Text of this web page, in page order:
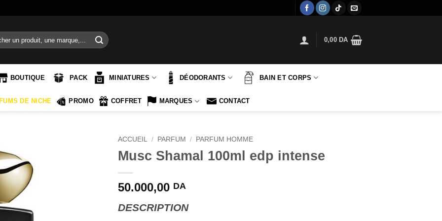
0,00 DA
BOUTIQUE PACK MINIATURES DÉODORANTS BAIN ET CORPS
DE NICHE PROMO COFFRET MARQUES CONTACT
ACCUEIL / PARFUM / PARFUM HOMME
Musc Shamal 100ml edp intense
50.000,00 DA
DESCRIPTION